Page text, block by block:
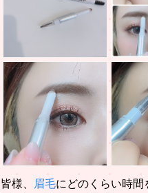
皆様、 眉毛にどのくらい時間